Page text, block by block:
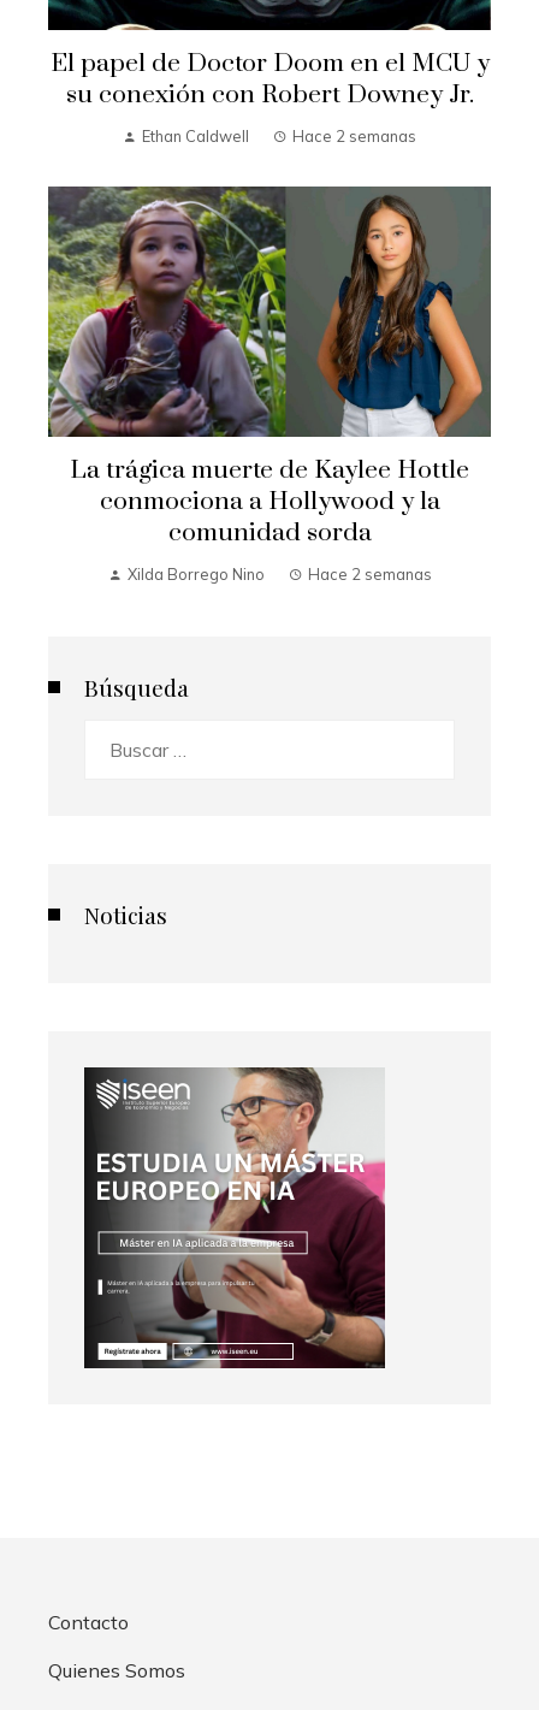
El papel de Doctor Doom en el MCU y
su conexión con Robert Downey Jr.
Ethan Caldwell Hace 2 semanas
La trágica muerte de Kaylee Hottle
conmociona a Hollywood y la
comunidad sorda
Xilda Borrego Nino Hace 2 semanas
Búsqueda
Noticias
Contacto
Quienes Somos